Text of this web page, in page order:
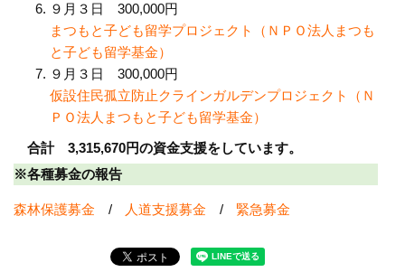
９月３日 300,000円
まつもと子ども留学プロジェクト（ＮＰＯ法人まつも
と子ども留学基金）
９月３日 300,000円
仮設住民孤立防止クラインガルデンプロジェクト（Ｎ
ＰＯ法人まつもと子ども留学基金）
合計 3,315,670円の資金支援をしています。
※各種募金の報告
森林保護募金 / 人道支援募金 / 緊急募金